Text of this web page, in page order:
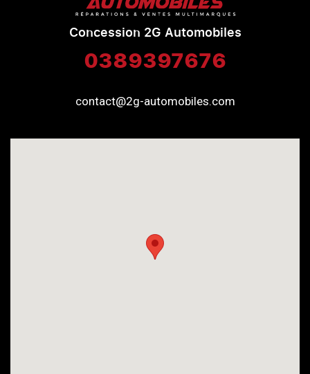
Concession 2G Automobiles
0389397676
contact@2g-automobiles.com